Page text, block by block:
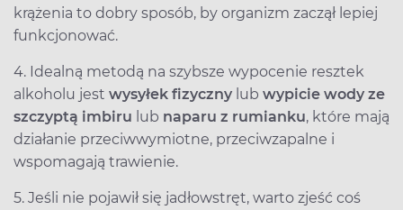
krążenia to dobry sposób, by organizm zaczął lepiej
funkcjonować.
4. Idealną metodą na szybsze wypocenie resztek
alkoholu jest wysyłek fizyczny lub wypicie wody ze
szczyptą imbiru lub naparu z rumianku, które mają
działanie przeciwwymiotne, przeciwzapalne i
wspomagają trawienie.
5. Jeśli nie pojawił się jadłowstręt, warto zjeść coś